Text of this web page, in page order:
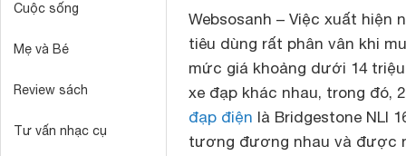
Cuộc sống
Mẹ và Bé
Review sách
Tư vấn nhạc cụ
Websosanh – Việc xuất hiện
tiêu dùng rất phân vân khi
mức giá khoảng dưới 14
xe đạp khác nhau, trong đó,
đạp điện là Bridgestone NLI
tương đương nhau và được